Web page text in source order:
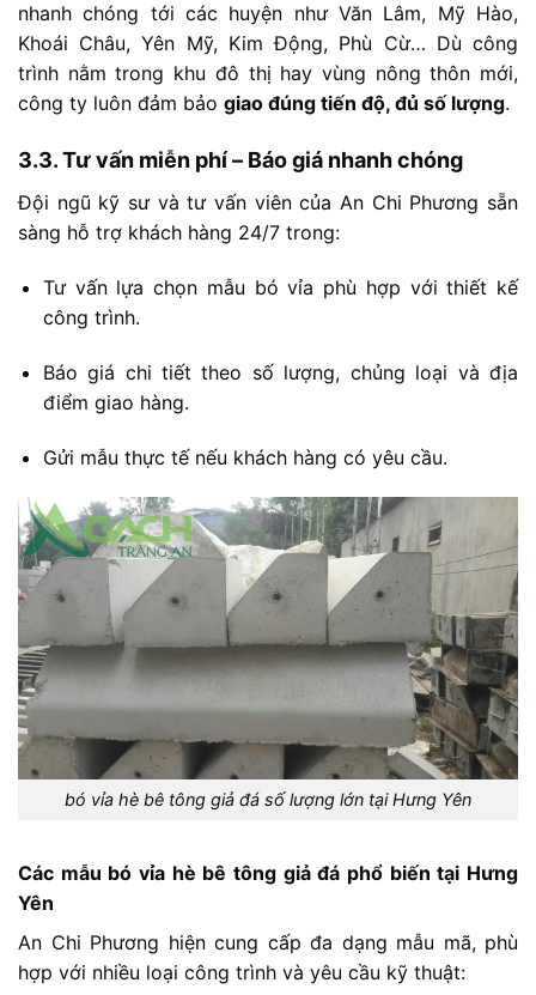
nhanhchóng tớicác huyện nhưVăn Lâm, Mỹ Hào,
Khoái Châu,Yên Mỹ, KimĐộng, Phù Cừ… Dùcông
trình nằmtrong khu đô thị hay vùng nôngthôn mới,
công ty luôn đảm bảo giao đúng tiến độ, đủ số lượng.
3.3.Tưvấn miễn phí – Báogiá nhanhchóng
Đội ngũ kỹ sư vàtưvấn viêncủaAn Chi Phương sẵn
sàng hỗ trợ khách hàng 24/7 trong:
Tư vấn lựachọn mẫu bóvỉa phù hợp vớithiết kế
công trình.
Báogiá chitiếttheo số lượng, chủng loại vàđịa
điểm giao hàng.
Gửi mẫu thực tế nếu khách hàng có yêu cầu.
bó vỉa hè bê tông giả đá số lượng lớn tại Hưng Yên
Các mẫu bóvỉa hè bêtông giảđá phổ biếntại Hưng
Yên
An Chi Phương hiện cung cấp đa dạng mẫu mã, phù
hợp với nhiều loại công trình và yêu cầu kỹ thuật: